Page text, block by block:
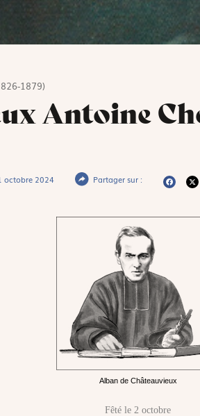
1879)
Antoine
octobre 2024 Partager sur :
Alban de Châteauvieux
Fêté le 2 octobre